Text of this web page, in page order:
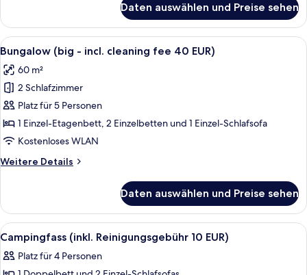
40
EUR)
anzeigen
(small
incl.
cleaning
fee
40
EUR)
Daten auswählen und Preise sehen
Alle
Fotos
für
Bungalow
(big
-
incl.
fee
anzeigen
Bungalow (big - incl. cleaning fee 40
12
Bungalow (big - incl. cleaning fee 40 EUR)
60 m²
2 Schlafzimmer
Platz für 5 Personen
1 Einzel-Etagenbett, 2 Einzelbetten und 1 Einzel-Schlafsofa
Kostenloses WLAN
Weitere Details
Weitere
(big
incl.
cleaning
fee
40
Daten auswählen und Preise sehen
Alle
Fotos
für
Campingfass (inkl.
1
Campingfass (inkl. Reinigungsgebühr 10 EUR)
Platz für 4 Personen